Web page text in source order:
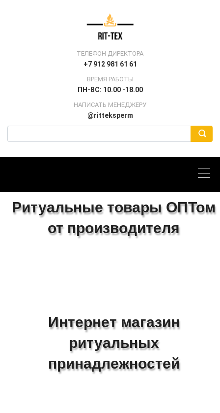
ТЕЛЕФОН ДИРЕКТОРА
+7 912 981 61 61
ВРЕМЯ РАБОТЫ
ПН-ВС: 10.00 -18.00
НАПИСАТЬ МЕНЕДЖЕРУ
@ritteksperm
Ритуальные товары ОПТом
от производителя
Интернет магазин
ритуальных
принадлежностей